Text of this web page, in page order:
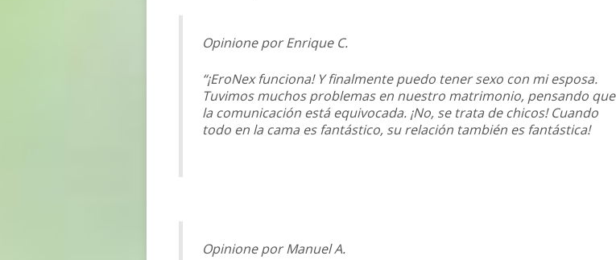
Opinione por Enrique C.
“¡EroNex funciona! Y finalmente puedo tener sexo con mi esposa.
Tuvimos muchos problemas en nuestro matrimonio, pensando que
la comunicación está equivocada. ¡No, se trata de chicos! Cuando
todo en la cama es fantástico, su relación también es fantástica!
Opinione por Manuel A.